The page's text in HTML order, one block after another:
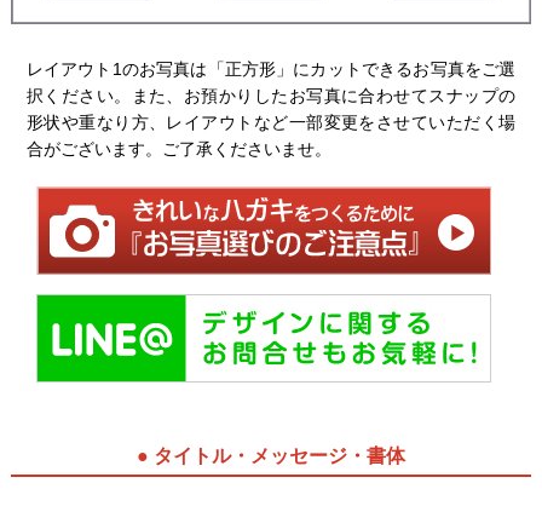
レイアウト1のお写真は「正方形」にカットできるお写真をご選
択ください。また、お預かりしたお写真に合わせてスナップの
形状や重なり方、レイアウトなど一部変更をさせていただく場
合がございます。ご了承くださいませ。
● タイトル・メッセージ・書体